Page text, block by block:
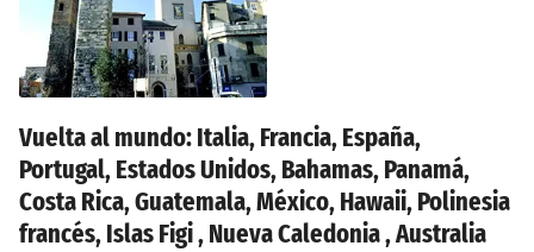
Vuelta al mundo: Italia, Francia, España,
Portugal, Estados Unidos, Bahamas, Panamá,
Costa Rica, Guatemala, México, Hawaii, Polinesia
francés, Islas Figi , Nueva Caledonia , Australia